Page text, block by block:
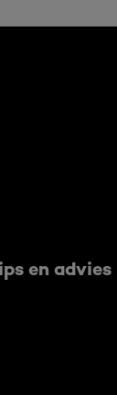
en advies